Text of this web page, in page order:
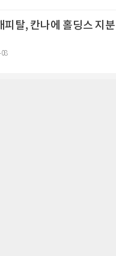
피탈, 칸나에 홀딩스 지분